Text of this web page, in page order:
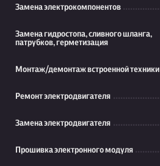
Замена электрокомпонентов
Замена гидростопа, сливного шланга,
патрубков, герметизация
Монтаж/демонтаж встроенной техники
Ремонт электродвигателя
Замена электродвигателя
Прошивка электронного модуля